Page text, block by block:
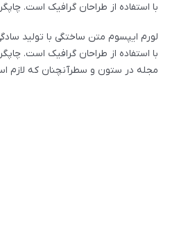
با استفاده از طراحان گرافیک است.
لورم ایپسوم متن ساختگی با تولید
با استفاده از طراحان گرافیک است.
مجله در ستون و سطرآنچنان که لازم